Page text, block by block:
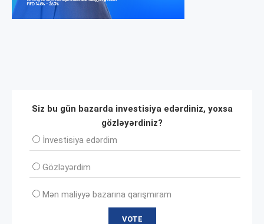
Siz bu gün bazarda investisiya edərdiniz, yoxsa
gözləyərdiniz?
İnvеstisiya edərdim
Gözləyərdim
Mən maliyyə bazarına qarışmıram